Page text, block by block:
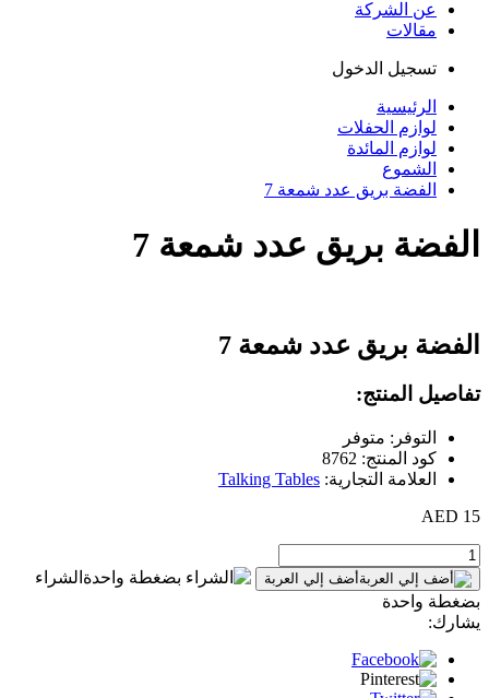
عن الشركة
مقالات
تسجيل الدخول
الرئيسية
لوازم الحفلات
لوازم المائدة
الشموع
الفضة بريق عدد شمعة 7
الفضة بريق عدد شمعة 7
الفضة بريق عدد شمعة 7
تفاصيل المنتج:
التوفر: متوفر
كود المنتج: 8762
العلامة التجارية: Talking Tables
15 AED
أضف إلي العربة
الشراء
بضغطة واحدة
يشارك: